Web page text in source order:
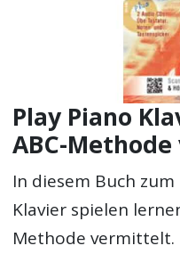
Play Piano
ABC-
In diesem Buch
Klavier spielen
Methode vermittelt.